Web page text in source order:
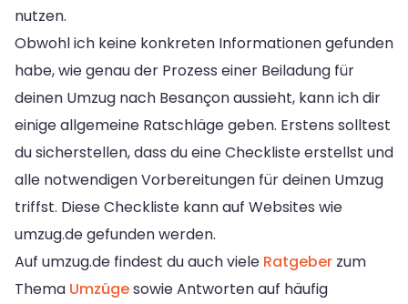
nutzen.
Obwohl ich keine konkreten Informationen gefunden
habe, wie genau der Prozess einer Beiladung für
deinen Umzug nach Besançon aussieht, kann ich dir
einige allgemeine Ratschläge geben. Erstens solltest
du sicherstellen, dass du eine Checkliste erstellst und
alle notwendigen Vorbereitungen für deinen Umzug
triffst. Diese Checkliste kann auf Websites wie
umzug.de gefunden werden.
Auf umzug.de findest du auch viele Ratgeber zum
Thema Umzügesowie Antworten auf häufig